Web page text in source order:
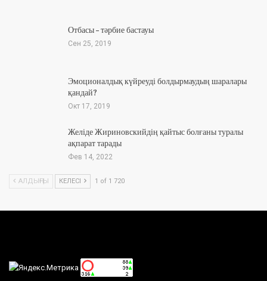
Отбасы – тәрбие бастауы
Сен 25, 2019
Эмоционалдық күйреуді болдырмаудың шаралары
қандай?
Окт 17, 2019
Желіде Жириновскийдің қайтыс болғаны туралы
ақпарат тарады
Фев 14, 2022
АЛДЫҢҒЫ КЕЛЕСІ 1 of 1 720